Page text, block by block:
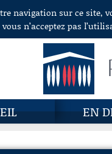
navigation sur ce site,
vous n’acceptez pas
EN